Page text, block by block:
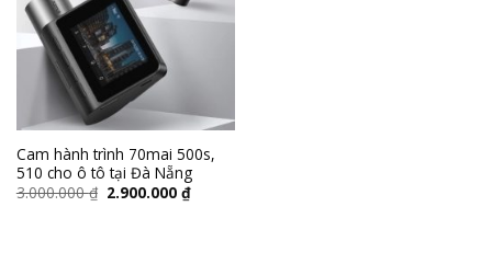
Cam hành trình 70mai 500s,
510 cho ô tô tại Đà Nẵng
3.000.000₫ 2.900.000 ₫